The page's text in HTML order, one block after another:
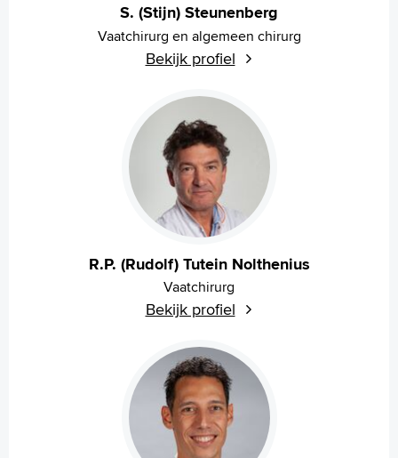
S. (Stijn) Steunenberg
Vaatchirurg en algemeen chirurg
Bekijk profiel
R.P. (Rudolf) Tutein Nolthenius
Vaatchirurg
Bekijk profiel